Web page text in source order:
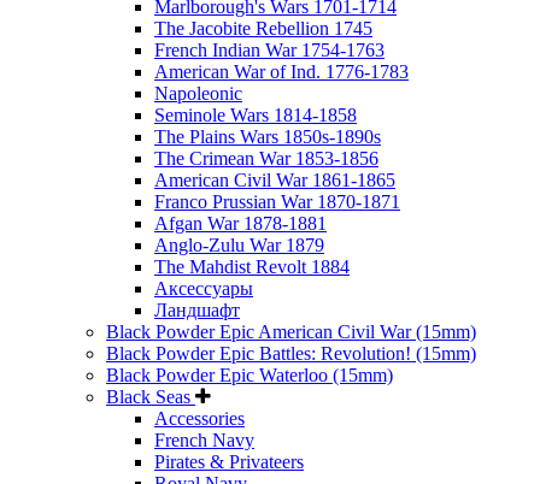
Marlborough's Wars 1701-1714
The Jacobite Rebellion 1745
French Indian War 1754-1763
American War of Ind. 1776-1783
Napoleonic
Seminole Wars 1814-1858
The Plains Wars 1850s-1890s
The Crimean War 1853-1856
American Civil War 1861-1865
Franco Prussian War 1870-1871
Afgan War 1878-1881
Anglo-Zulu War 1879
The Mahdist Revolt 1884
Аксессуары
Ландшафт
Black Powder Epic American Civil War (15mm)
Black Powder Epic Battles: Revolution! (15mm)
Black Powder Epic Waterloo (15mm)
Black Seas
Accessories
French Navy
Pirates & Privateers